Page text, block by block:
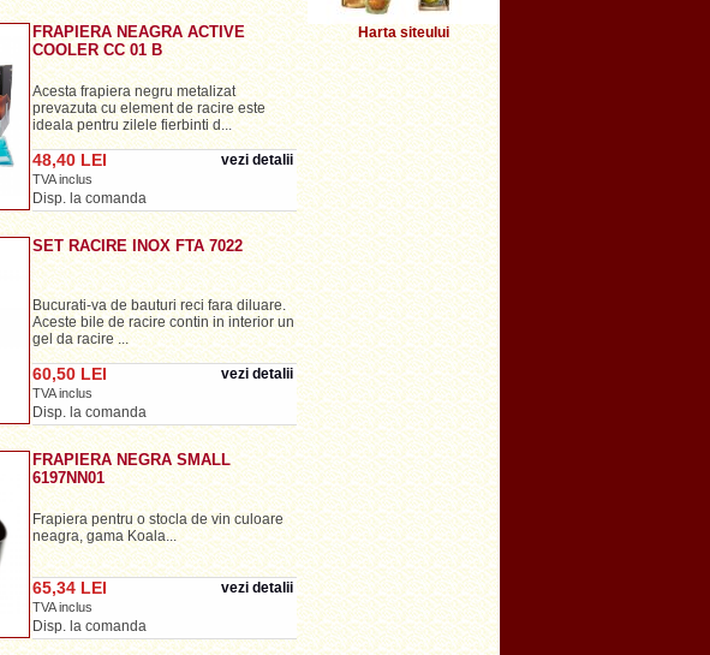
FRAPIERA NEAGRA ACTIVE
COOLER CC 01 B
Acesta frapiera negru metalizat
prevazuta cu element de racire este
ideala pentru zilele fierbinti d...
48,40 LEI
TVA inclus
Disp. la comanda
vezi detalii
SET RACIRE INOX FTA 7022
Bucurati-va de bauturi reci fara diluare.
Aceste bile de racire contin in interior un
gel da racire ...
60,50 LEI
TVA inclus
Disp. la comanda
vezi detalii
FRAPIERA NEGRA SMALL
6197NN01
Frapiera pentru o stocla de vin culoare
neagra, gama Koala...
65,34 LEI
TVA inclus
Disp. la comanda
vezi detalii
Harta siteului